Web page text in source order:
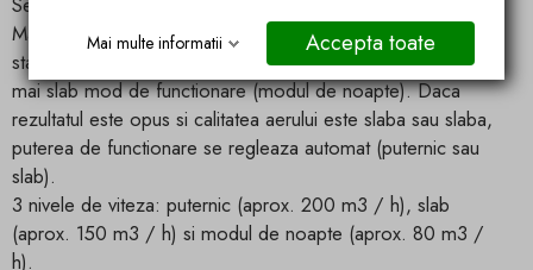
Masureaza automat calitatea aerului. Daca calitatea aerului
stabilita este buna, purificatorul de aer trece automat la cel
mai slab mod de functionare (modul de noapte). Daca
rezultatul este opus si calitatea aerului este slaba sau slaba,
puterea de functionare se regleaza automat (puternic sau
slab).
3 nivele de viteza: puternic (aprox. 200 m3 / h), slab
(aprox. 150 m3 / h) si modul de noapte (aprox. 80 m3 /
h).
Mai multe informatii Accepta toate